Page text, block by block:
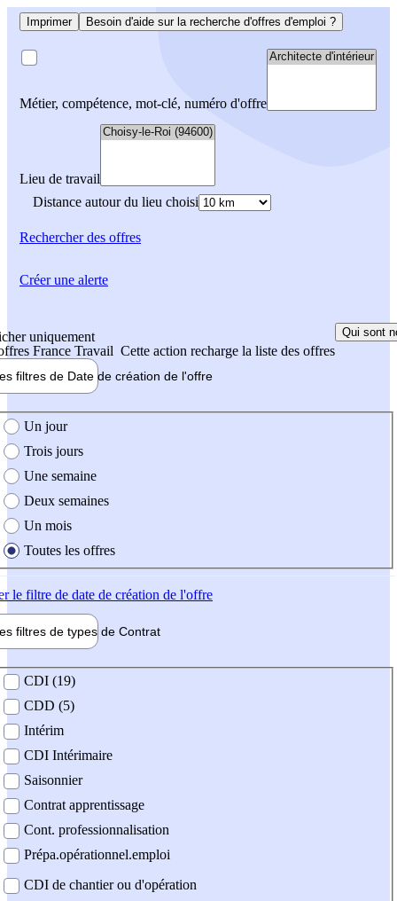
Imprimer Besoin d'aide sur la recherche d'offres d'emploi ?
Métier, compétence, mot-clé, numéro d'offre
Lieu de travail
Distance autour du lieu choisi
Rechercherdes offres
uniquement
France Travail Cette action recharge la liste des offres
Qui sont
filtres de Date de création de l'offre
création de l'offre
Un jour
Trois jours
Une semaine
Deux semaines
Un mois
Toutes les offres
le filtre de date de création de l'offre
filtres de types de Contrat
contrat
CDI (19)
CDD (5)
Intérim
CDI Intérimaire
Saisonnier
Contrat apprentissage
Cont. professionnalisation
Prépa.opérationnel.emploi
CDI de chantier ou d'opération
Créer une alerte